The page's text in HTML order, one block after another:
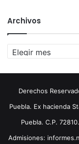
Archivos
Archivos
Derechos
Puebla. Ex hacienda
Puebla. C.P.
Admisiones: